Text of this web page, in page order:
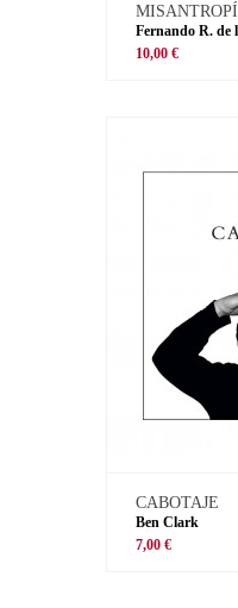
Fernando R. de
10,00 €
CABOTAJE
Ben Clark
7,00 €